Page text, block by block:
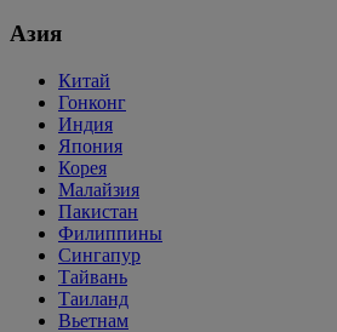
Азия
Китай
Гонконг
Индия
Япония
Корея
Малайзия
Пакистан
Филиппины
Сингапур
Тайвань
Таиланд
Вьетнам